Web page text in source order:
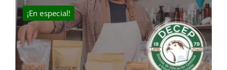
$210.00.
$190.00.
¡En especial!